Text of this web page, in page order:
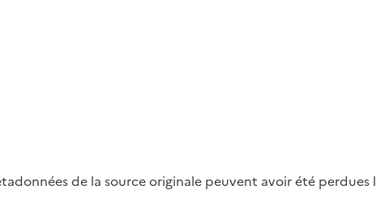
de la source originale peuvent avoir été